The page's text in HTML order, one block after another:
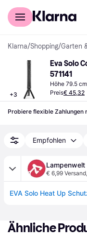
Für Shopper
Klarna/Shopping/Garten
+3
Eva Solo
571141
Höhe 79.5 cm
Preis€ 45,32
Probiere flexible Zahlungen
Empfohlen
Lampenwelt
€ 6,99 Versand,
Ähnliche